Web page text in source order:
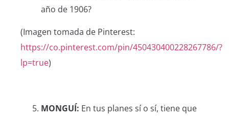
año de 1906?
(Imagen tomada de Pinterest:
https://co.pinterest.com/pin/450430400228267786/?
lp=true)
MONGUÍ: En tus planes sí o sí, tiene que